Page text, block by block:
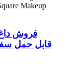
فروش
قابل حمل